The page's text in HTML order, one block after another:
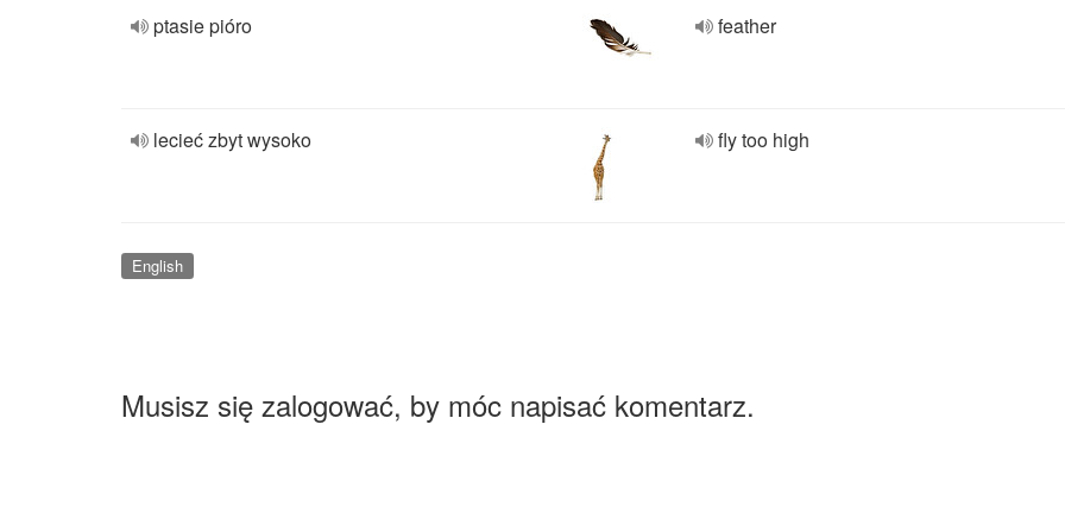
ptasie pióro feather
lecieć zbyt wysoko fly too high
English
Musisz się zalogować, by móc napisać komentarz.